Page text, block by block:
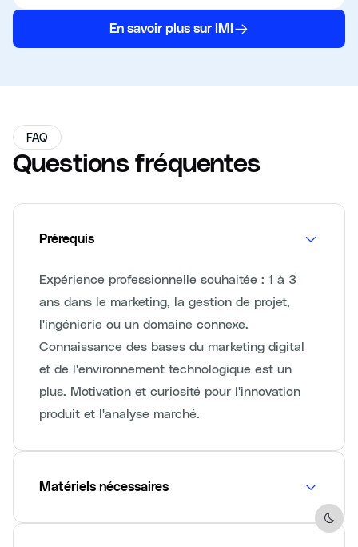
En savoir plus sur IMI
FAQ
Questions fréquentes
Prérequis
Expérience professionnelle souhaitée : 1 à 3
ans dans le marketing, la gestion de projet,
l'ingénierie ou un domaine connexe.
Connaissance des bases du marketing digital
et de l'environnement technologique est un
plus. Motivation et curiosité pour l'innovation
produit et l'analyse marché.
Matériels nécessaires
Dark